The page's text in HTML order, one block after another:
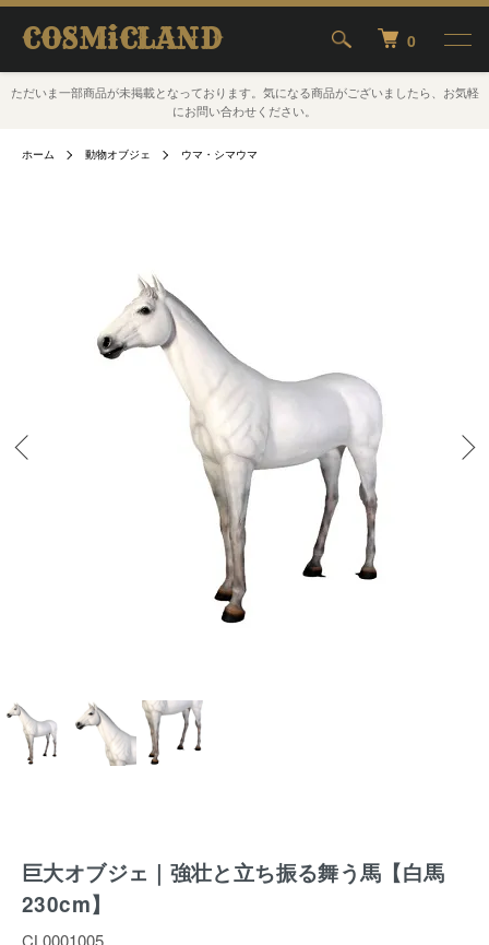
COSMiCLAND 0
ただいま一部商品が未掲載となっております。気になる商品がございましたら、お気軽
にお問い合わせください。
ホーム 動物オブジェ ウマ・シマウマ
巨大オブジェ｜強壮と立ち振る舞う馬【白馬
230cm】
CL0001005